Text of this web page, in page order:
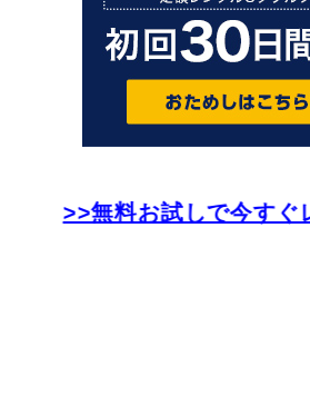
>>無料お試しで今すぐ